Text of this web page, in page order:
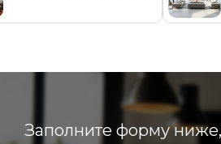
Заполните форму